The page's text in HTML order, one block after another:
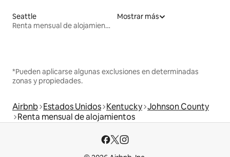
Seattle
Renta mensual de alojamientos
Mostrar más
*Pueden aplicarse algunas exclusiones en determinadas
zonas y propiedades.
Airbnb Estados Unidos Kentucky Johnson County
Renta mensual de alojamientos